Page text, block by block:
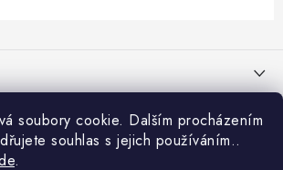
soubory cookie. Dalším procházením
souhlas s jejich používáním..
.